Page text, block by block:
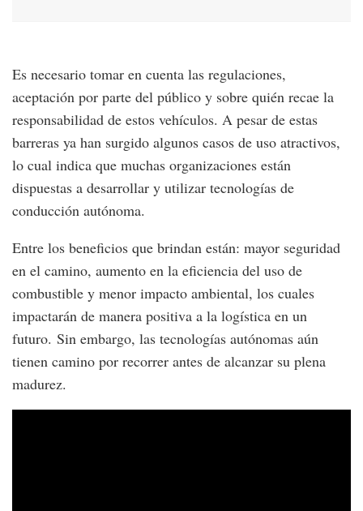
Es necesario tomar en cuenta las regulaciones,
aceptación por parte del público y sobre quién recae la
responsabilidad de estos vehículos. A pesar de estas
barreras ya han surgido algunos casos de uso atractivos,
lo cual indica que muchas organizaciones están
dispuestas a desarrollar y utilizar tecnologías de
conducción autónoma.
Entre los beneficios que brindan están: mayor seguridad
en el camino, aumento en la eficiencia del uso de
combustible y menor impacto ambiental, los cuales
impactarán de manera positiva a la logística en un
futuro. Sin embargo, las tecnologías autónomas aún
tienen camino por recorrer antes de alcanzar su plena
madurez.